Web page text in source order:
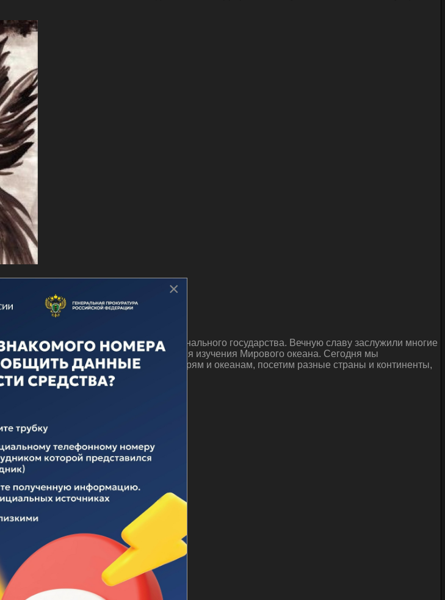
от истории нашего многонационального государства. Вечную славу заслужили многие
героическими подвигами во имя изучения Мирового океана. Сегодня мы
Флота. Поэтому поплывем по морям и океанам, посетим разные страны и континенты,
его становления и развития.
×